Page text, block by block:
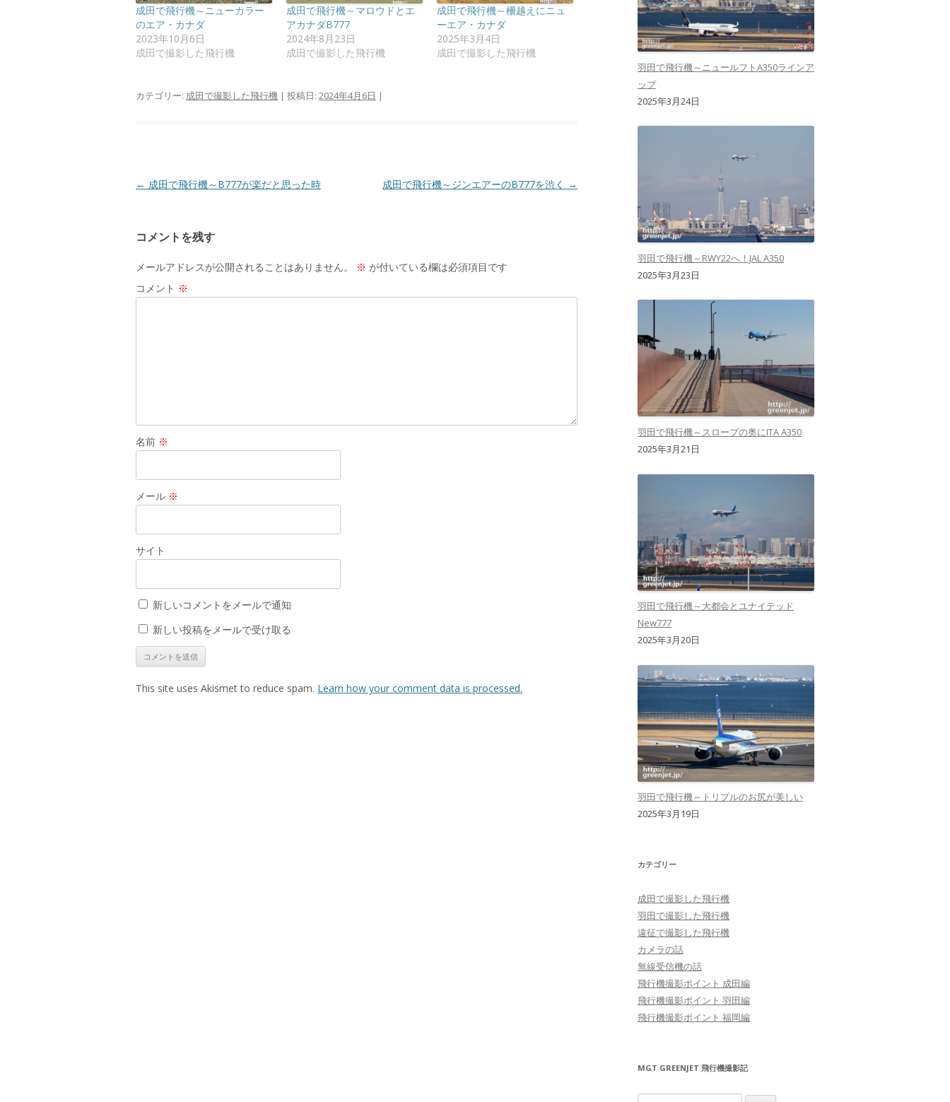
新
し
い
ウ
ィ
ン
ド
開
き
ッ
ク
し
て
く
だ
さ
し
き
ま
成田で飛行機～ニューカラー
のエア・カナダ
2023年10月6日
成田で撮影した飛行機
成田で飛行機～マロウドとエ
アカナダB777
2024年8月23日
成田で撮影した飛行機
成田で飛行機～柵越えにニュ
ーエア・カナダ
2025年3月4日
成田で撮影した飛行機
カテゴリー: 成田で撮影した飛行機 | 投稿日: 2024年4月6日 |
投
ビ
ゲ
ー
← 成田で飛行機～B777が楽だと思った時 成田で飛行機～ジンエアーのB777を渋く →
コメントを残す
メールアドレスが公開されることはありません。 ※ が付いている欄は必須項目です
コメント ※
名前 ※
メール ※
サイト
新しいコメントをメールで通知
新しい投稿をメールで受け取る
This site uses Akismet to reduce spam. Learn how your comment data is processed.
羽田で飛行機～ニュールフトA350ラインア
ップ
2025年3月24日
羽田で飛行機～RWY22へ！JAL A350
2025年3月23日
羽田で飛行機～スロープの奥にITA A350
2025年3月21日
羽田で飛行機～大都会とユナイテッド
New777
2025年3月20日
羽田で飛行機～トリプルのお尻が美しい
2025年3月19日
カテゴリー
成田で撮影した飛行機
羽田で撮影した飛行機
遠征で撮影した飛行機
カメラの話
無線受信機の話
飛行機撮影ポイント 成田編
飛行機撮影ポイント 羽田編
飛行機撮影ポイント 福岡編
MGT GREENJET 飛行機撮影記